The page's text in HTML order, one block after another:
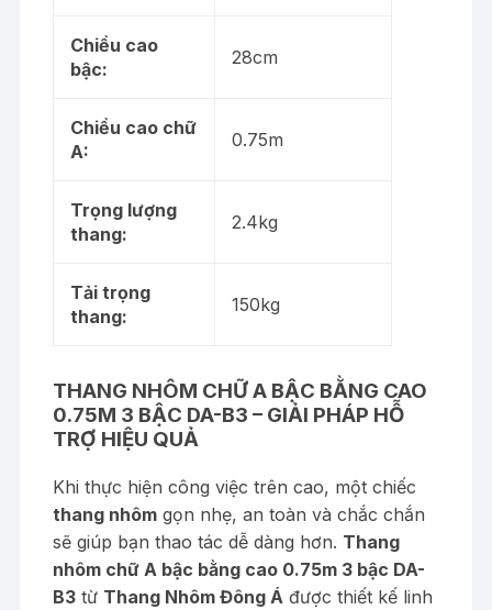
Chiều cao
bậc:
28cm
Chiều cao chữ
A:
0.75m
Trọng lượng
thang:
2.4kg
Tải trọng
thang:
150kg
THANG NHÔM CHỮ A BẬC BẰNG CAO
0.75M 3 BẬC DA-B3 – GIẢI PHÁP HỖ
TRỢ HIỆU QUẢ
Khi thực hiện công việc trên cao, một chiếc
thang nhôm gọn nhẹ, an toàn và chắc chắn
sẽ giúp bạn thao tác dễ dàng hơn. Thang
nhôm chữ A bậc bằng cao 0.75m 3 bậc DA-
B3 từ Thang Nhôm Đông Á được thiết kế linh